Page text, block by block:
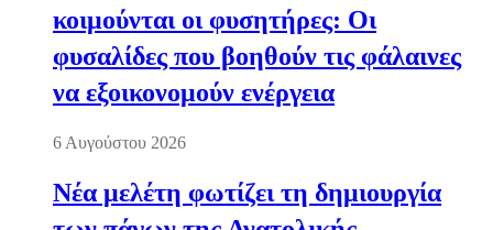
κοιμούνται οι φυσητήρες: Οι
φυσαλίδες που βοηθούν τις φάλαινες
να εξοικονομούν ενέργεια
6 Αυγούστου 2026
Νέα μελέτη φωτίζει τη δημιουργία